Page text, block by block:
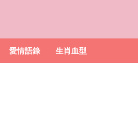
愛情語錄 生肖血型